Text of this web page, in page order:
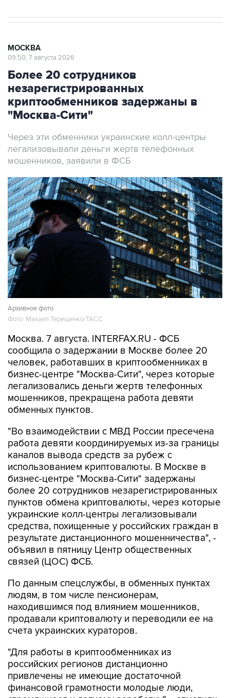
МОСКВА
09:50, 7 августа 2026
Более 20 сотрудников
незарегистрированных
криптообменников задержаны в
"Москва-Сити"
Через эти обменники украинские колл-центры
легализовывали деньги жертв телефонных
мошенников, заявили в ФСБ
Архивное фото
Фото: Михаил Терещенко/ТАСС
Москва. 7 августа. INTERFAX.RU - ФСБ
сообщила о задержании в Москве более 20
человек, работавших в криптообменниках в
бизнес-центре "Москва-Сити", через которые
легализовались деньги жертв телефонных
мошенников, прекращена работа девяти
обменных пунктов.
"Во взаимодействии с МВД России пресечена
работа девяти координируемых из-за границы
каналов вывода средств за рубеж с
использованием криптовалюты. В Москве в
бизнес-центре "Москва-Сити" задержаны
более 20 сотрудников незарегистрированных
пунктов обмена криптовалюты, через которые
украинские колл-центры легализовывали
средства, похищенные у российских граждан в
результате дистанционного мошенничества", -
объявил в пятницу Центр общественных
связей (ЦОС) ФСБ.
По данным спецслужбы, в обменных пунктах
людям, в том числе пенсионерам,
находившимся под влиянием мошенников,
продавали криптовалюту и переводили ее на
счета украинских кураторов.
"Для работы в криптообменниках из
российских регионов дистанционно
привлечены не имеющие достаточной
финансовой грамотности молодые люди,